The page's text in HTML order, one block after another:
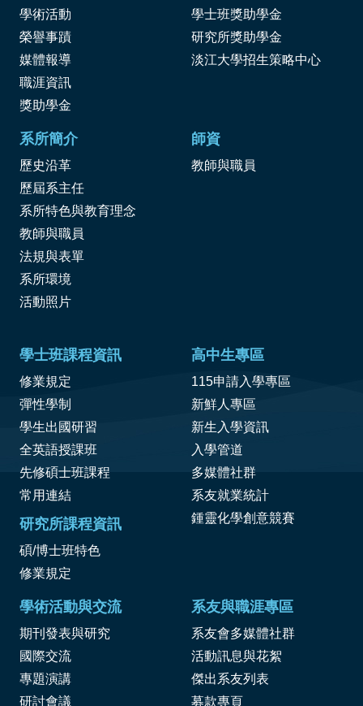
學術活動
榮譽事蹟
媒體報導
職涯資訊
獎助學金
學士班獎助學金
研究所獎助學金
淡江大學招生策略中心
系所簡介
歷史沿革
歷屆系主任
系所特色與教育理念
教師與職員
法規與表單
系所環境
活動照片
師資
教師與職員
學士班課程資訊
修業規定
彈性學制
學生出國研習
全英語授課班
先修碩士班課程
常用連結
研究所課程資訊
碩/博士班特色
修業規定
高中生專區
115申請入學專區
新鮮人專區
新生入學資訊
入學管道
多媒體社群
系友就業統計
鍾靈化學創意競賽
學術活動與交流
期刊發表與研究
國際交流
專題演講
研討會議
系友與職涯專區
系友會多媒體社群
活動訊息與花絮
傑出系友列表
募款專頁